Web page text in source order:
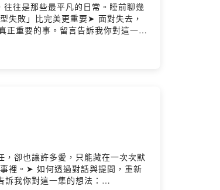
往是那些最平凡的日常。睡前聊幾
失敗」比完美更重要➤ 面對失去，
正重要的事。留言告訴我你對這一集
藏在生活中的思維寶藏。我們
團隊Powered by Firstory
卻也讓許多愛，只能藏在一次次默
裡。➤ 如何透過對話與提問，重新
我你對這一集的想法：